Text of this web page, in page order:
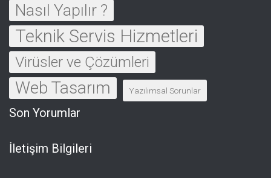
Nasıl Yapılır ?
Teknik Servis Hizmetleri
Virüsler ve Çözümleri
Web Tasarım Yazılımsal Sorunlar
Son Yorumlar
İletişim Bilgileri